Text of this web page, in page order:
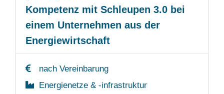
Kompetenz mit Schleupen 3.0 bei
einem Unternehmen aus der
Energiewirtschaft
nach Vereinbarung
Energienetze & -infrastruktur